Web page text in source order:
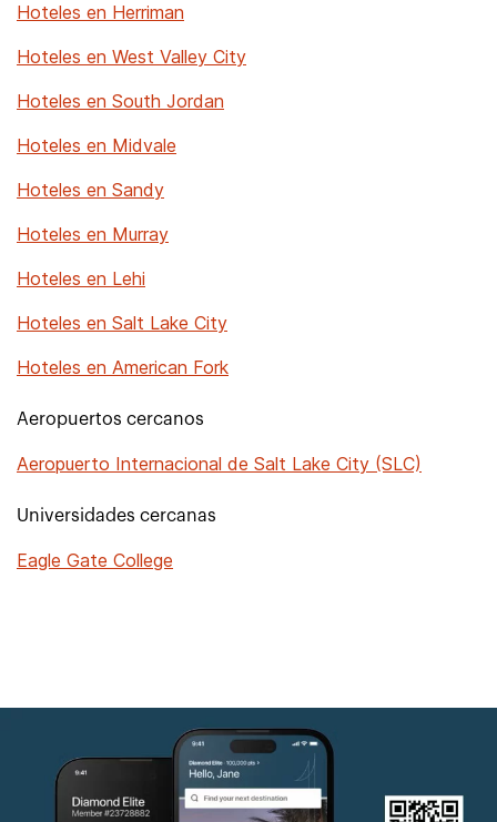
Hoteles en Herriman
Hoteles en West Valley City
Hoteles en South Jordan
Hoteles en Midvale
Hoteles en Sandy
Hoteles en Murray
Hoteles en Lehi
Hoteles en Salt Lake City
Hoteles en American Fork
Aeropuertos cercanos
Aeropuerto Internacional de Salt Lake City (SLC)
Universidades cercanas
Eagle Gate College